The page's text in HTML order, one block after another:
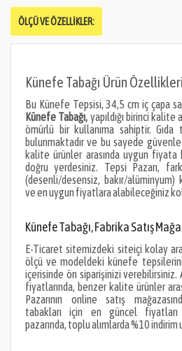
ÖLÇÜ VE ÖZELLIKLER:
Künefe Tabağı Ürün Özellikleri
Bu Künefe Tepsisi, 34,5 cm iç çapa
Künefe Tabağı, yapıldığı birinci
ömürlü bir kullanıma sahiptir.
bulunmaktadır ve bu sayede
kalite ürünler arasında uygun fiyata
doğru yerdesiniz. Tepsi Pazarı,
(desenli/desensiz, bakır/alüminyum)
ve en uygun fiyatlara alabileceğiniz
Künefe Tabağı, Fabrika Satış
E-Ticaret sitemizdeki siteiçi kolay
ölçü ve modeldeki künefe
içerisinde ön siparişinizi
fiyatlarında, benzer kalite ürünler
Pazarının online satış
tabakları için en güncel fiyatları
pazarında, toplu alımlarda %10 indirim